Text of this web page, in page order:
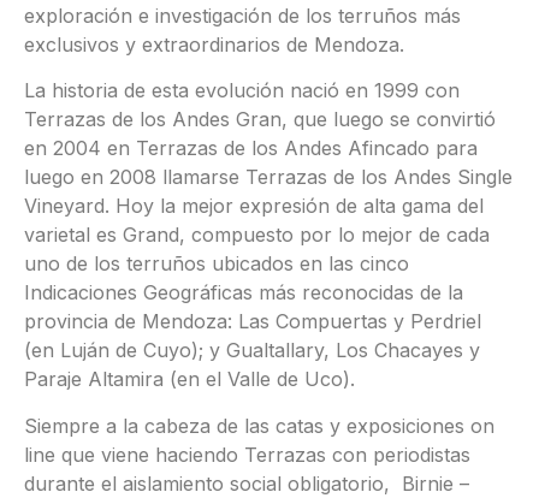
exploración e investigación de los terruños más
exclusivos y extraordinarios de Mendoza.
La historia de esta evolución nació en 1999 con
Terrazas de los Andes Gran, que luego se convirtió
en 2004 en Terrazas de los Andes Afincado para
luego en 2008 llamarse Terrazas de los Andes Single
Vineyard. Hoy la mejor expresión de alta gama del
varietal es Grand, compuesto por lo mejor de cada
uno de los terruños ubicados en las cinco
Indicaciones Geográficas más reconocidas de la
provincia de Mendoza: Las Compuertas y Perdriel
(en Luján de Cuyo); y Gualtallary, Los Chacayes y
Paraje Altamira (en el Valle de Uco).
Siempre a la cabeza de las catas y exposiciones on
line que viene haciendo Terrazas con periodistas
durante el aislamiento social obligatorio, Birnie –